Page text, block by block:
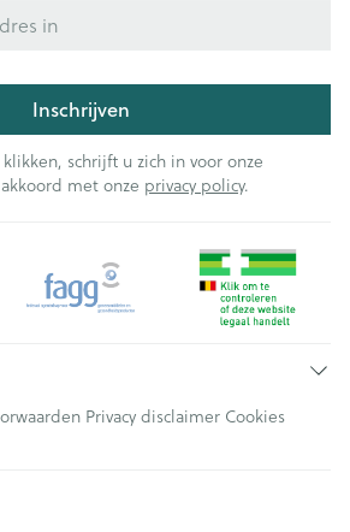
Inschrijven
schrijft u zich in voor onze
met onze privacy policy.
Privacy disclaimer Cookies